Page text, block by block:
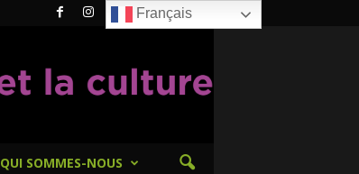
QUI SOMMES-NOUS
Français